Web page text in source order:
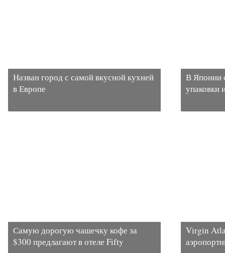
Назван город с самой вкусной кухней
в Европе
В Японии
упаковки
Самую дорогую чашечку кофе за
$300 предлагают в отеле Fifty
Virgin